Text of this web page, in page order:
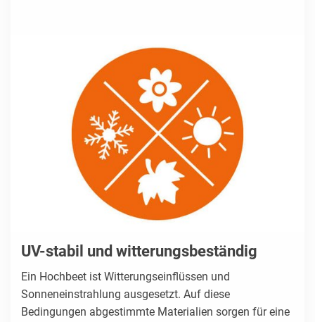
UV-stabil und witterungsbeständig
Ein Hochbeet ist Witterungseinflüssen und
Sonneneinstrahlung ausgesetzt. Auf diese
Bedingungen abgestimmte Materialien sorgen für eine